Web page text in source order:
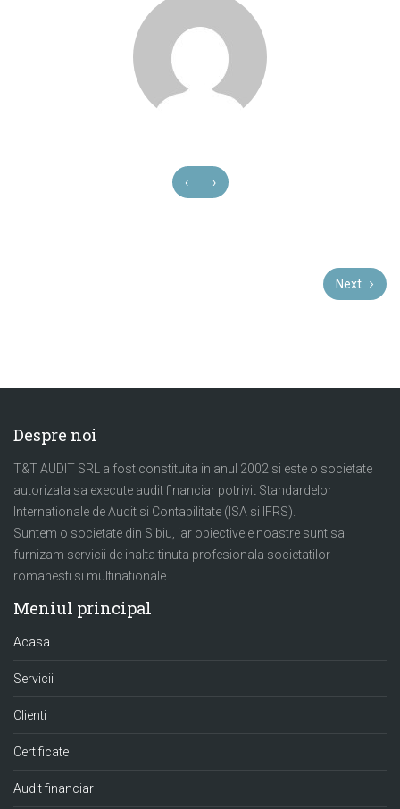
‹ ›
Next
Despre noi
T&T AUDIT SRL a fost constituita in anul 2002 si este o societate
autorizata sa execute audit financiar potrivit Standardelor
Internationale de Audit si Contabilitate (ISA si IFRS).
Suntem o societate din Sibiu, iar obiectivele noastre sunt sa
furnizam servicii de inalta tinuta profesionala societatilor
romanesti si multinationale.
Meniul principal
Acasa
Servicii
Clienti
Certificate
Audit financiar